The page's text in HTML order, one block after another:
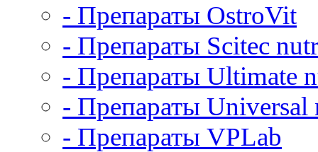
- Препараты OstroVit
- Препараты Scitec
- Препараты Ultimate
- Препараты
- Препараты VPLab